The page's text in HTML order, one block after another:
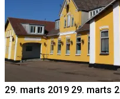
29. marts 2019 29. marts